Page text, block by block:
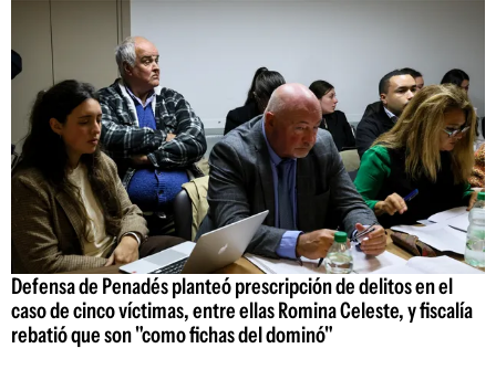
Defensa de Penadés planteó prescripción de delitos en el
caso de cinco víctimas, entre ellas Romina Celeste, y fiscalía
rebatió que son "como fichas del dominó"